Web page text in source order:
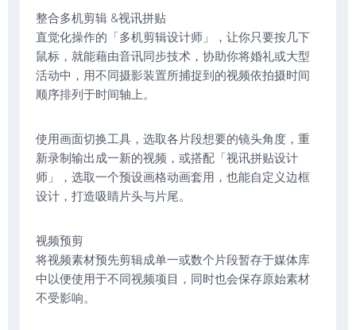
整合多机剪辑 &视讯拼贴
直觉化操作的「多机剪辑设计师」，让你只要按几下
鼠标，就能藉由音讯同步技术，协助你将婚礼或大型
活动中，用不同摄影装置所捕捉到的视频依拍摄时间
顺序排列于时间轴上。
使用画面切换工具，选取各片段想要的镜头角度，重
新录制输出成一新的视频，或搭配「视讯拼贴设计
师」，选取一个预设画格动画套用，也能自定义边框
设计，打造吸睛片头与片尾。
视频预剪
将视频素材预先剪辑成单一或数个片段暂存于媒体库
中以便使用于不同视频项目，同时也会保存原始素材
不受影响。